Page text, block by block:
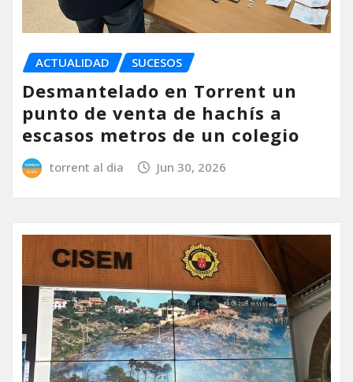
ACTUALIDAD SUCESOS
Desmantelado en Torrent un
punto de venta de hachís a
escasos metros de un colegio
torrent al dia Jun 30, 2026